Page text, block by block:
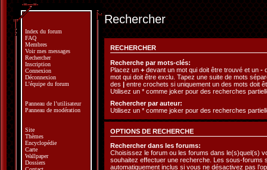
Rechercher
RECHERCHER
Recherche par mots-clés:
Placez un + devant un mot qui doit être trouvé et un -
mot qui doit être exclu. Tapez une suite de mots
des | entre crochets si uniquement un des mots doit
Utilisez un * comme joker pour des recherches
Rechercher par auteur:
Utilisez un * comme joker pour des recherches
OPTIONS DE RECHERCHE
Rechercher dans les forums:
Choisissez le forum ou les forums dans le(s)quel(s)
souhaitez effectuer une recherche. Les sous-forums
automatiquement inclus si vous ne désactivez pas
Index du forum
FAQ
Membres
Voir mes messages
Rechercher
Inscription
Connexion
Déconnexion
L’équipe du forum
Panneau de l’utilisateur
Panneau de modération
Site
Thèmes
Encyclopédie
Carte
Wallpaper
Dossiers